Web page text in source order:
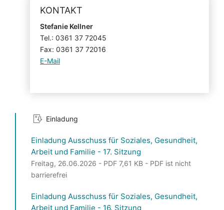
KONTAKT
Stefanie Kellner
Tel.: 0361 37 72045
Fax: 0361 37 72016
E-Mail
Einladung
Einladung Ausschuss für Soziales, Gesundheit,
Arbeit und Familie - 17. Sitzung
Freitag, 26.06.2026 - PDF 7,61 KB - PDF ist nicht
barrierefrei
Einladung Ausschuss für Soziales, Gesundheit,
Arbeit und Familie - 16. Sitzung